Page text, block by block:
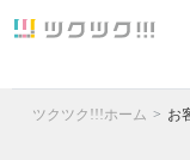
ツクツク!!!ホーム お